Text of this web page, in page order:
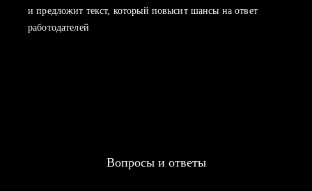
и предложит текст, который повысит шансы на ответ
работодателей
Вопросы и ответы